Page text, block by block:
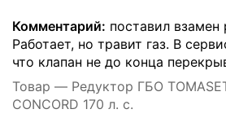
Комментарий: поставил взамен
Работает, но травит газ. В
что клапан не до конца
Товар — Редуктор ГБО
CONCORD 170 л. с.